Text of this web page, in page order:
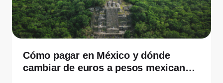
Cómo pagar en México y dónde
cambiar de euros a pesos mexicanos